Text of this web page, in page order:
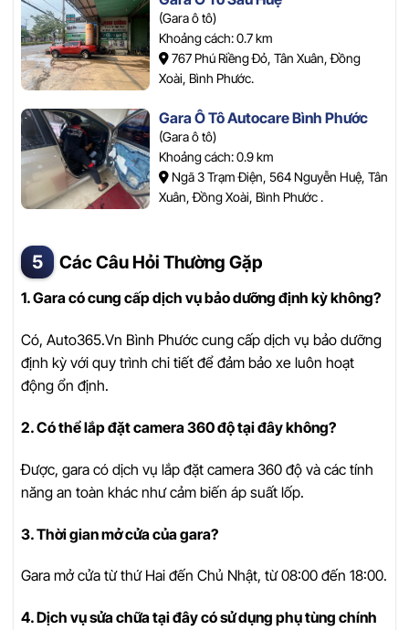
(Gara ô tô)
Khoảng cách: 0.7 km
767 Phú Riềng Đỏ, Tân Xuân, Đồng
Xoài, Bình Phước.
Gara Ô Tô Autocare Bình Phước
(Gara ô tô)
Khoảng cách: 0.9 km
Ngã 3 Trạm Điện, 564 Nguyễn Huệ, Tân
Xuân, Đồng Xoài, Bình Phước .
Các Câu Hỏi Thường Gặp
1. Gara có cung cấp dịch vụ bảo dưỡng định kỳ không?
Có, Auto365.Vn Bình Phước cung cấp dịch vụ bảo dưỡng
định kỳ với quy trình chi tiết để đảm bảo xe luôn hoạt
động ổn định.
2. Có thể lắp đặt camera 360 độ tại đây không?
Được, gara có dịch vụ lắp đặt camera 360 độ và các tính
năng an toàn khác như cảm biến áp suất lốp.
3. Thời gian mở cửa của gara?
Gara mở cửa từ thứ Hai đến Chủ Nhật, từ 08:00 đến 18:00.
4. Dịch vụ sửa chữa tại đây có sử dụng phụ tùng chính